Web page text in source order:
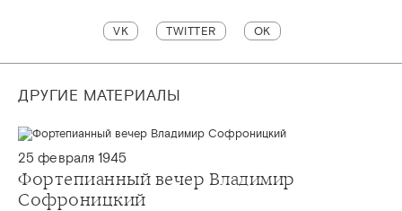
VK TWITTER OK
ДРУГИЕ МАТЕРИАЛЫ
25 февраля 1945
Фортепианный вечер Владимир
Софроницкий